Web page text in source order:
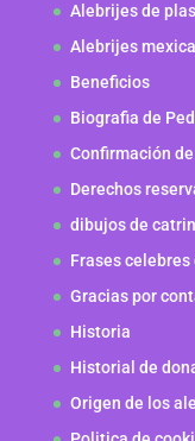
Alebrijes de
Alebrijes
Beneficios
Biografia de
Confirmación
Derechos
dibujos de
Frases
Gracias por
Historia
Historial de
Origen de los